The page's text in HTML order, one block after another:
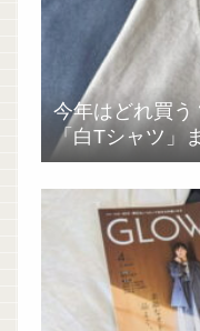
今年はどれ買う
「白Tシャツ」